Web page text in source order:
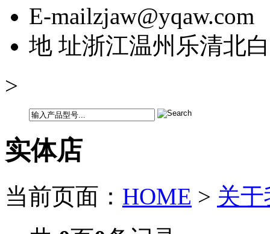
E-mailzjaw@yqaw.com
地 址浙江温州乐清北
>
实体店
当前页面： HOME > 关